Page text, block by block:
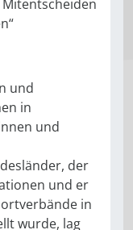
und
in
und
der
und er
in
wurde, lag